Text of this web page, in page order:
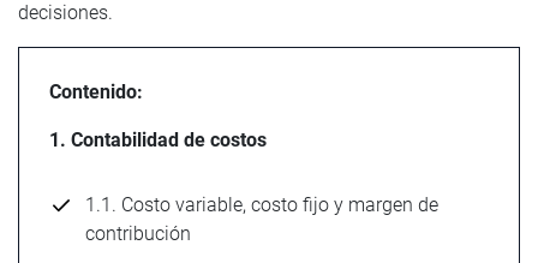
decisiones.
Contenido:
1. Contabilidad de costos
1.1. Costo variable, costo fijo y margen de
contribución